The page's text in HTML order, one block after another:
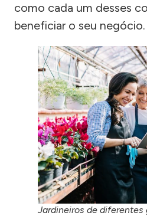
como cada um desses
beneficiar o seu negócio.
Jardineiros de